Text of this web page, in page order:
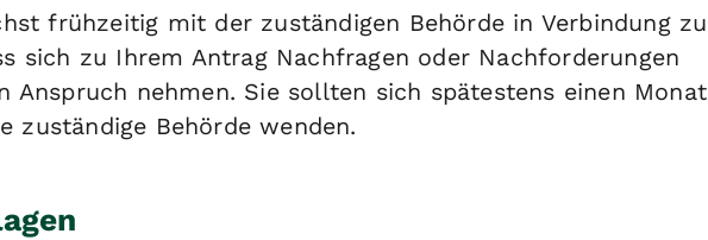
frühzeitig mit der zuständigen Behörde in Verbindung zu
sich zu Ihrem Antrag Nachfragen oder Nachforderungen
Anspruch nehmen. Sie sollten sich spätestens einen Monat
zuständige Behörde wenden.